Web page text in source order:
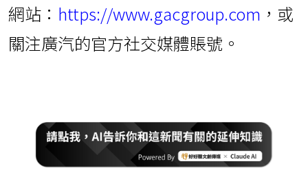
網站： https://www.gacgroup.com ，或
關注廣汽的官方社交媒體賬號。